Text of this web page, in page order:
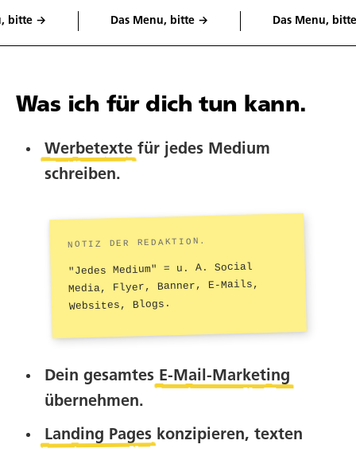
→ Das Menu, bitte → Das Menu, bitte →
Was ich für dich tun kann.
Werbetexte für jedes Medium
schreiben.
"Jedes Medium" = u. A. Social
Media, Flyer, Banner, E-Mails,
Websites, Blogs.
Dein gesamtes E-Mail-Marketing
übernehmen.
Landing Pages konzipieren, texten